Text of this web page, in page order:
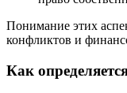
Понимание этих
конфликтов и
Как